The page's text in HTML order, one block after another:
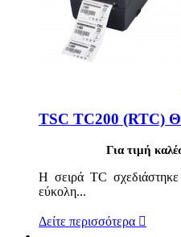
TSC TC200 (RTC)
Για τιμή
Η σειρά TC
εύκολη...
Δείτε περισσότερα 